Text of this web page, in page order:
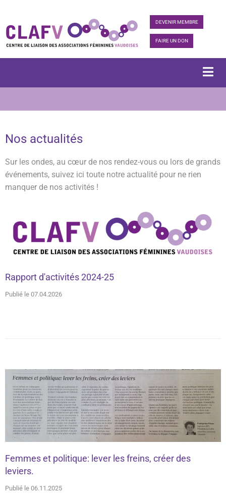
DEVENIR MEMBRE
FAIRE UN DON
Nos actualités
Sur les ondes, au cœur de nos rendez-vous ou lors de grands
événements, suivez ici toute notre actualité pour ne rien
manquer de nos activités !
Rapport d'activités 2024-25
Publié le 07.04.2026
Femmes et politique: lever les freins, créer des
leviers.
Publié le 06.11.2025